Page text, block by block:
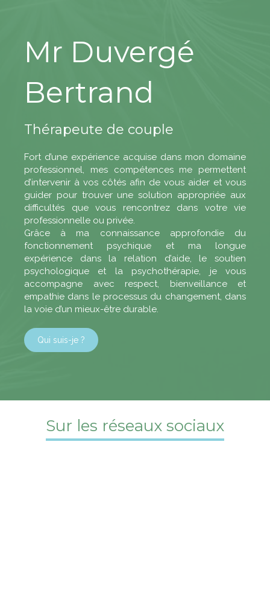
Mr Duvergé
Bertrand
Thérapeute de couple
Fort d’une expérience acquise dans mon domaine
professionnel, mes compétences me permettent
d’intervenir à vos côtés afin de vous aider et vous
guider pour trouver une solution appropriée aux
difficultés que vous rencontrez dans votre vie
professionnelle ou privée.
​Grâce à ma connaissance approfondie du
fonctionnement psychique et ma longue
expérience dans la relation d’aide, le soutien
psychologique et la psychothérapie, je vous
accompagne avec respect, bienveillance et
empathie dans le processus du changement, dans
la voie d’un mieux-être durable.
Qui suis-je ?
Sur les réseaux sociaux